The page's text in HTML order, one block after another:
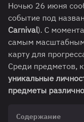
Ночью 26 июня
событие под
Carnival). С
самым
карту для
Среди предметов,
уникальные
предметы
Содержание